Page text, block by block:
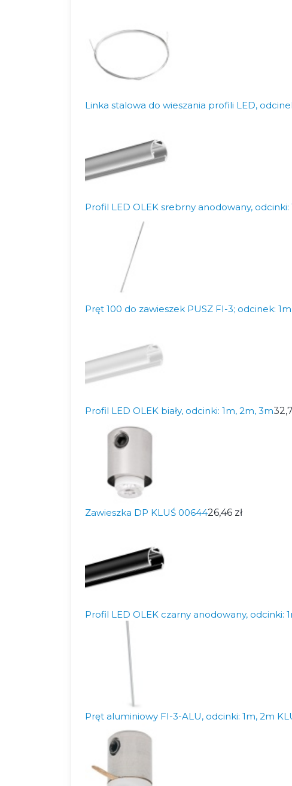
Linka stalowa do wieszania profili LED,
Profil LED OLEK srebrny anodowany, odcinki:
Pręt 100 do zawieszek PUSZ FI-3; odcinek:
Profil LED OLEK biały, odcinki: 1m, 2m, 3m
Zawieszka DP KLUŚ 0064426,46 zł
Profil LED OLEK czarny anodowany, odcinki:
Pręt aluminiowy FI-3-ALU, odcinki: 1m, 2m